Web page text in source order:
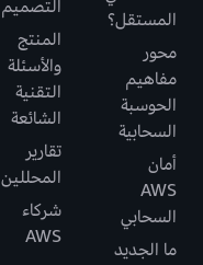
المستقل؟
محور
مفاهيم
الحوسبة
السحابية
أمان
AWS
السحابي
ما الجديد
التصميم
المنتج
والأسئلة
التقنية
الشائعة
تقارير
المحللين
شركاء
AWS